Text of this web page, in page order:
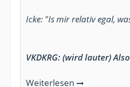
Icke: "Is mir relativ egal,
VKDKRG: (wird lauter)
Weiterlesen